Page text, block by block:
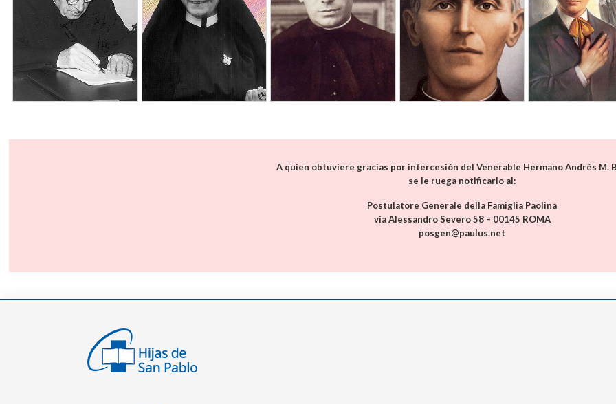
A quien obtuviere gracias por intercesión del Venerable Hermano Andrés M.
se le ruega notificarlo al:
Postulatore Generale della Famiglia Paolina
via Alessandro Severo 58 – 00145 ROMA
posgen@paulus.net